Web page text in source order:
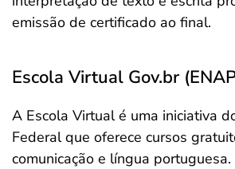
emissão de certificado ao final.
Escola Virtual Gov.br
A Escola Virtual é uma iniciativa
Federal que oferece cursos
comunicação e língua portuguesa.